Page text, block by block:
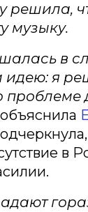
решила,
музыку.
в
идею: я
в